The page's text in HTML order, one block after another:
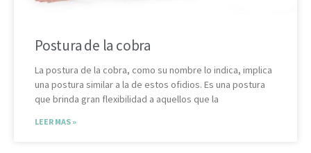
Postura de la cobra
La postura de la cobra, como su nombre lo indica, implica
una postura similar a la de estos ofidios. Es una postura
que brinda gran flexibilidad a aquellos que la
LEER MAS »